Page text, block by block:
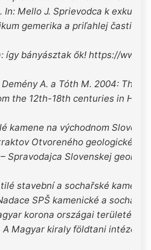
In: Mello J. Sprievodca k exkurzii
gemerika a priľahlej časti
így bányásztak ők! https://
A. a Tóth M. 2004: The
the 12th-18th centuries in
kamene na východnom
Otvoreného geologického
Spravodajca Slovenskej
stavební a sochařské kameny
SPŠ kamenické a
korona országai területén
Magyar kiraly földtani intézet